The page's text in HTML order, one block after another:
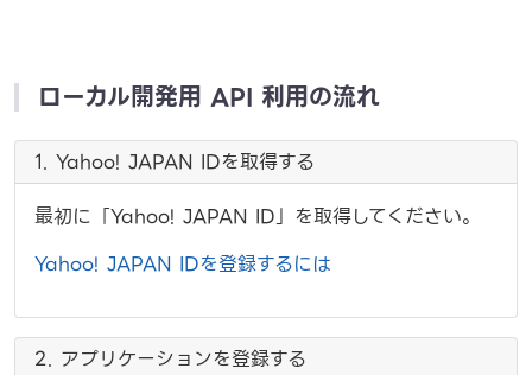
ローカル開発用 API 利用の流れ
1. Yahoo! JAPAN IDを取得する
最初に「Yahoo! JAPAN ID」を取得してください。
Yahoo! JAPAN IDを登録するには
2. アプリケーションを登録する